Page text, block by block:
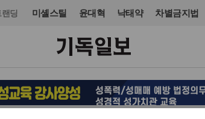
딩 미셸스틸 윤대혁 낙태약 차별금지법